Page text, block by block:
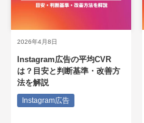
Instagram広告の平均CVR
は？目安と判断基準・改善方
法を解説
2026年4月8日
Instagram広告